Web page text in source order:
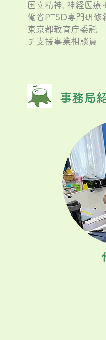
国立精神､神経医療
働省PTSD専門研修
東京都教育庁委託
チ支援事業相談員
事務局